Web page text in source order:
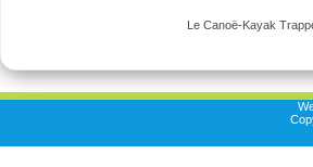
Le Canoë-Kayak